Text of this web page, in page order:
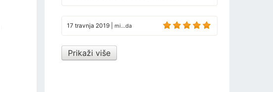
17 travnja 2019 mi...da
Prikaži više